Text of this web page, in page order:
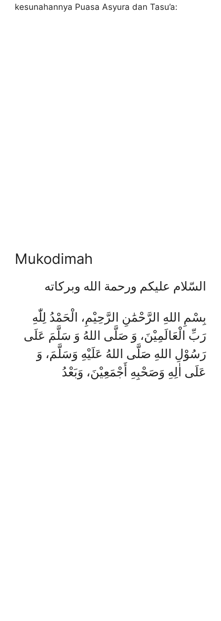
kesunahannya Puasa Asyura dan Tasu’a:
Mukodimah
السّلام عليكم ورحمة الله وبركاته
بِسْمِ اللهِ الرَّحْمَٰنِ الرَّحِيْمِ، الْحَمْدُ لِلّٰهِ
رَبِّ الْعَالَمِيْنَ، وَ صَلَّى اللهُ وَ سَلَّمَ عَلَى
رَسُوْلِ اللهِ صَلَّى اللهُ عَلَيْهِ وَسَلَّمَ، وَ
عَلَى اٰلِهِ وَصَحْبِهِ أَجْمَعِيْنَ، وَبَعْدُ